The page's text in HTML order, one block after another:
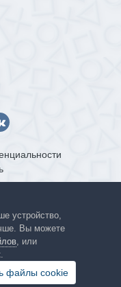
устройство,
Вы можете
, или
файлы сookie